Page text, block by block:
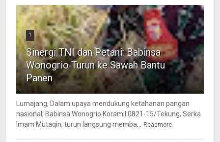
1
Sinergi TNI dan Petani: Babinsa
Wonogrio Turun ke Sawah Bantu
Panen
Lumajang, Dalam upaya mendukung ketahanan pangan
nasional, Babinsa Wonogrio Koramil 0821-15/Tekung, Serka
Imam Mutaqin, turun langsung memba...
Readmore